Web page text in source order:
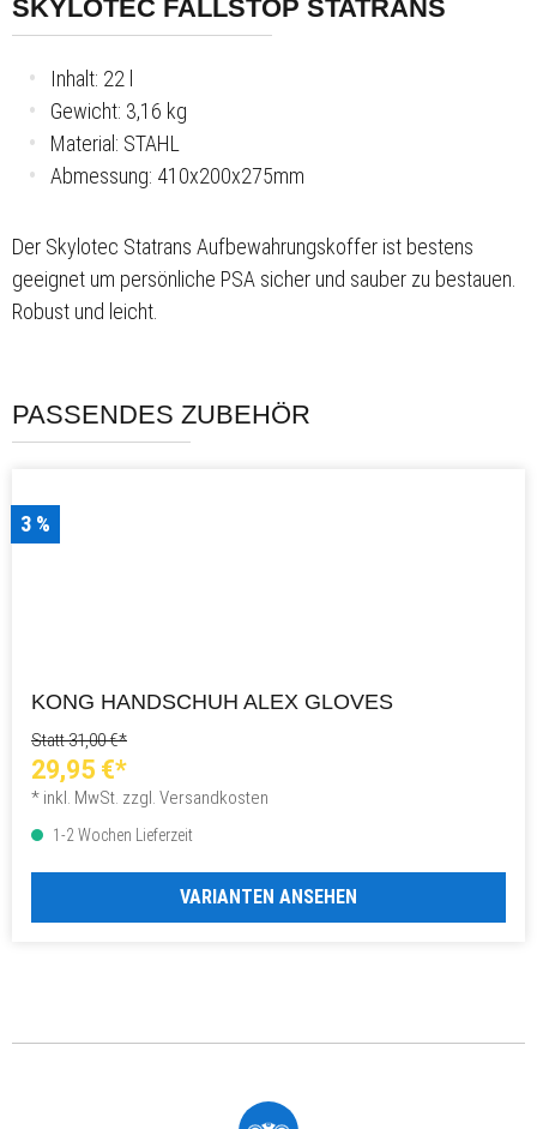
SKYLOTEC FALLSTOP STATRANS
Inhalt: 22 l
Gewicht: 3,16 kg
Material: STAHL
Abmessung: 410x200x275mm
Der Skylotec Statrans Aufbewahrungskoffer ist bestens
geeignet um persönliche PSA sicher und sauber zu bestauen.
Robust und leicht.
PASSENDES ZUBEHÖR
3 %
KONG HANDSCHUH ALEX GLOVES
Statt 31,00 €*
29,95 €*
* inkl. MwSt. zzgl. Versandkosten
1-2 Wochen Lieferzeit
VARIANTEN ANSEHEN